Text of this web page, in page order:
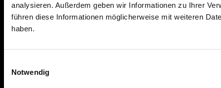
analysieren. Außerdem geben wir Informationen zu Ihrer
führen diese Informationen möglicherweise mit weiteren
haben.
Notwendig